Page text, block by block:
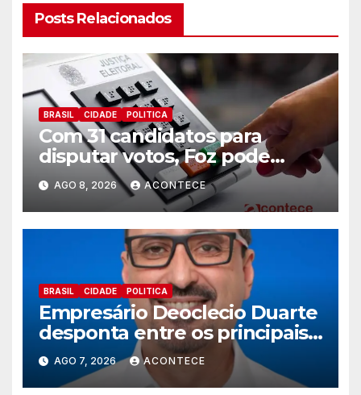
Posts Relacionados
BRASIL CIDADE POLITICA
Com 31 candidatos para
disputar votos, Foz pode
perder representatividade
AGO 8, 2026 ACONTECE
BRASIL CIDADE POLITICA
Empresário Deoclecio Duarte
desponta entre os principais
nomes do União Brasil para
deputado estadual
AGO 7, 2026 ACONTECE